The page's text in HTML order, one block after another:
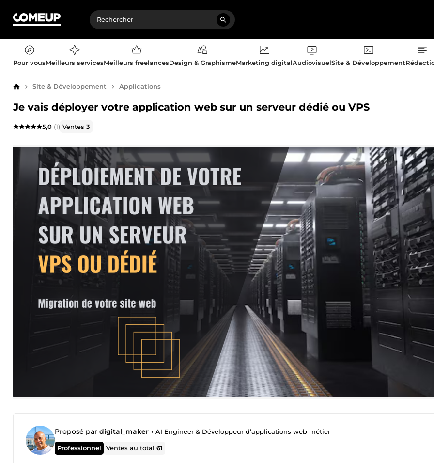
Pour vousMeilleurs servicesMeilleurs freelancesDesign & GraphismeMarketing digitalAudiovisuelSite & Développement
AccueilSite & Développement Applications
Je vais déployer votre application web sur un serveur dédié ou VPS
5,0 (1) Ventes3
Proposé par digital_maker • AI Engineer & Développeur d’applications web métier
Professionnel Ventes au total61